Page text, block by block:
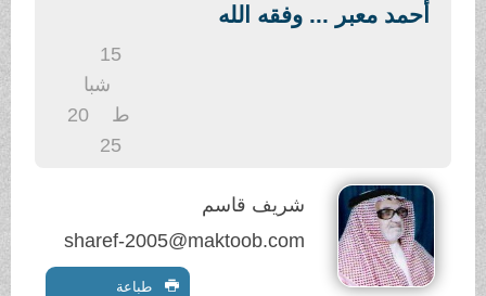
أحمد معبر ... وفقه الله
شبا
شريف قاسم
sharef-2005@maktoob.com
طباعة